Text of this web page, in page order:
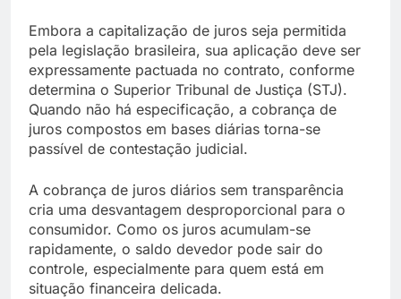
Embora a capitalização de juros seja permitida
pela legislação brasileira, sua aplicação deve ser
expressamente pactuada no contrato, conforme
determina o Superior Tribunal de Justiça (STJ).
Quando não há especificação, a cobrança de
juros compostos em bases diárias torna-se
passível de contestação judicial.
A cobrança de juros diários sem transparência
cria uma desvantagem desproporcional para o
consumidor. Como os juros acumulam-se
rapidamente, o saldo devedor pode sair do
controle, especialmente para quem está em
situação financeira delicada.